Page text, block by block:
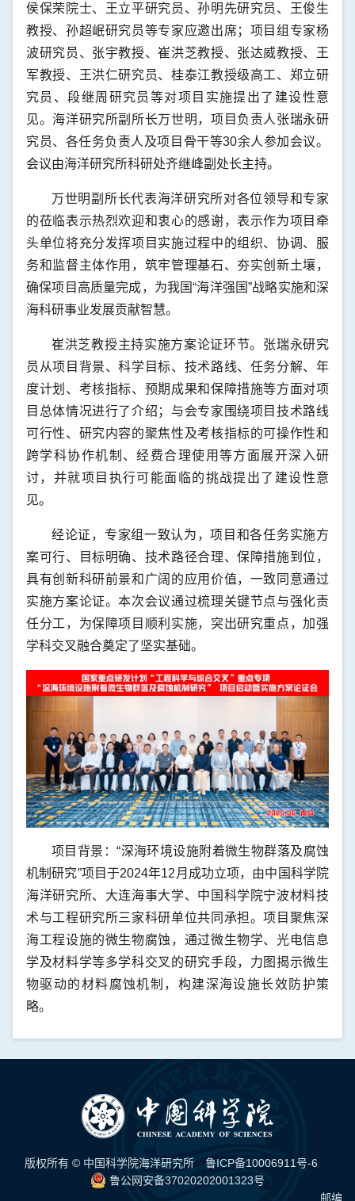
侯保荣院士、王立平研究员、孙明先研究员、王俊生
教授、孙超岷研究员等专家应邀出席；项目组专家杨
波研究员、张宇教授、崔洪芝教授、张达威教授、王
军教授、王洪仁研究员、桂泰江教授级高工、郑立研
究员、段继周研究员等对项目实施提出了建设性意
见。海洋研究所副所长万世明，项目负责人张瑞永研
究员、各任务负责人及项目骨干等30余人参加会议。
会议由海洋研究所科研处齐继峰副处长主持。
万世明副所长代表海洋研究所对各位领导和专家
的莅临表示热烈欢迎和衷心的感谢，表示作为项目牵
头单位将充分发挥项目实施过程中的组织、协调、服
务和监督主体作用，筑牢管理基石、夯实创新土壤，
确保项目高质量完成，为我国“海洋强国”战略实施和深
海科研事业发展贡献智慧。
崔洪芝教授主持实施方案论证环节。张瑞永研究
员从项目背景、科学目标、技术路线、任务分解、年
度计划、考核指标、预期成果和保障措施等方面对项
目总体情况进行了介绍；与会专家围绕项目技术路线
可行性、研究内容的聚焦性及考核指标的可操作性和
跨学科协作机制、经费合理使用等方面展开深入研
讨，并就项目执行可能面临的挑战提出了建设性意
见。
经论证，专家组一致认为，项目和各任务实施方
案可行、目标明确、技术路径合理、保障措施到位，
具有创新科研前景和广阔的应用价值，一致同意通过
实施方案论证。本次会议通过梳理关键节点与强化责
任分工，为保障项目顺利实施，突出研究重点，加强
学科交叉融合奠定了坚实基础。
项目背景：“深海环境设施附着微生物群落及腐蚀
机制研究”项目于2024年12月成功立项，由中国科学院
海洋研究所、大连海事大学、中国科学院宁波材料技
术与工程研究所三家科研单位共同承担。项目聚焦深
海工程设施的微生物腐蚀，通过微生物学、光电信息
学及材料学等多学科交叉的研究手段，力图揭示微生
物驱动的材料腐蚀机制，构建深海设施长效防护策
略。
版权所有 © 中国科学院海洋研究所 鲁ICP备10006911号-6
鲁公网安备37020202001323号
邮编